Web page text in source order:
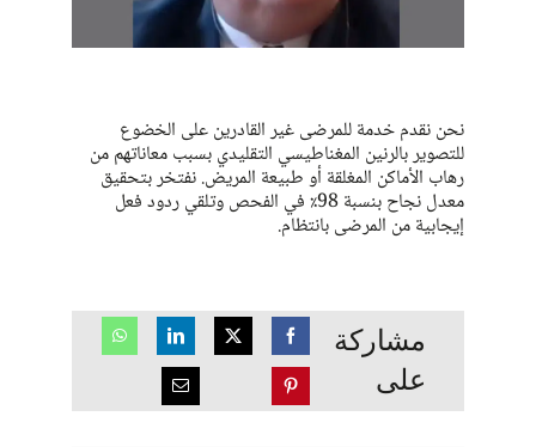
نحن نقدم خدمة للمرضى غير القادرين على الخضوع
للتصوير بالرنين المغناطيسي التقليدي بسبب معاناتهم من
رهاب الأماكن المغلقة أو طبيعة المريض. نفتخر بتحقيق
معدل نجاح بنسبة 98٪ في الفحص وتلقي ردود فعل
إيجابية من المرضى بانتظام.
مشاركة
على